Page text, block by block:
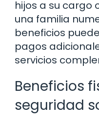
hijos a su cargo
una familia
beneficios
pagos
servicios
Beneficios
seguridad